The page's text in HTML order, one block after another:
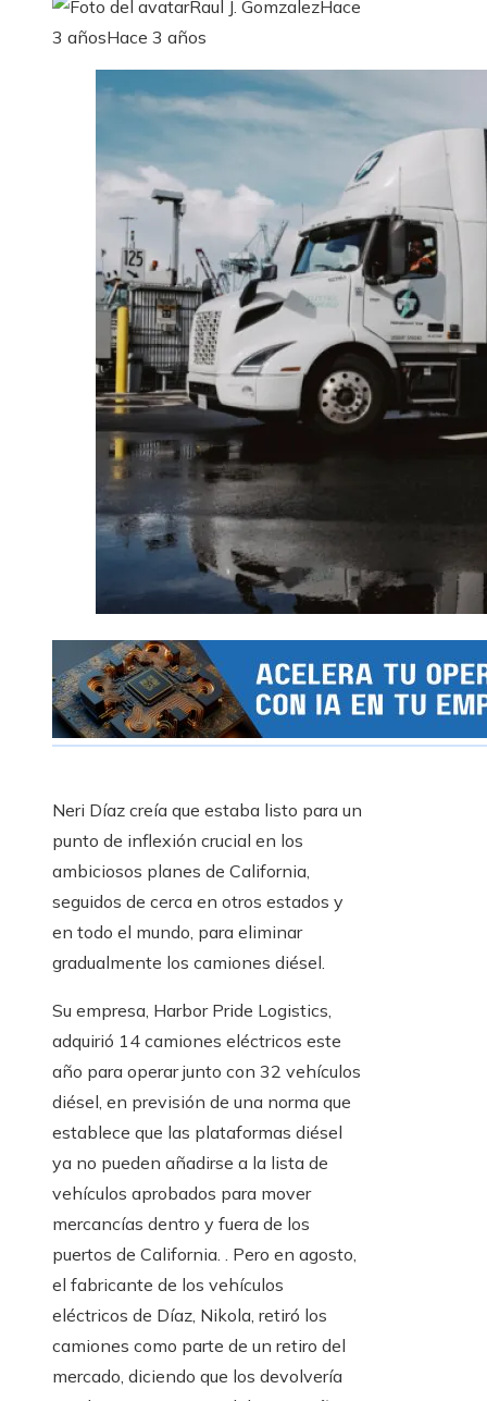
Raul J. GomzalezHace
3 añosHace 3 años
Neri Díaz creía que estaba listo para un
punto de inflexión crucial en los
ambiciosos planes de California,
seguidos de cerca en otros estados y
en todo el mundo, para eliminar
gradualmente los camiones diésel.
Su empresa, Harbor Pride Logistics,
adquirió 14 camiones eléctricos este
año para operar junto con 32 vehículos
diésel, en previsión de una norma que
establece que las plataformas diésel
ya no pueden añadirse a la lista de
vehículos aprobados para mover
mercancías dentro y fuera de los
puertos de California. . Pero en agosto,
el fabricante de los vehículos
eléctricos de Díaz, Nikola, retiró los
camiones como parte de un retiro del
mercado, diciendo que los devolvería